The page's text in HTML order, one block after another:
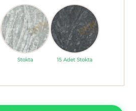
Stokta 15 Adet Stokta